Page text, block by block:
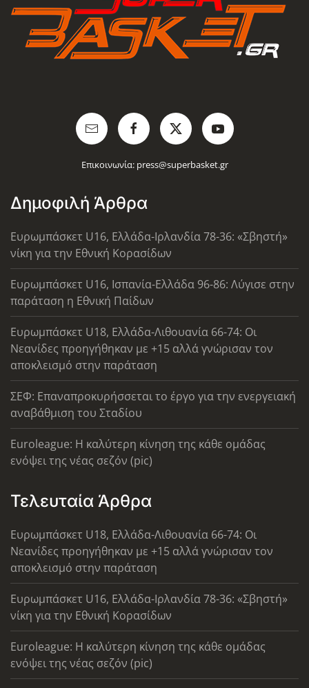
Επικοινωνία: press@superbasket.gr
Δημοφιλή Άρθρα
Ευρωμπάσκετ U16, Ελλάδα-Ιρλανδία 78-36: «Σβηστή»
νίκη για την Εθνική Κορασίδων
Ευρωμπάσκετ U16, Ισπανία-Ελλάδα 96-86: Λύγισε στην
παράταση η Εθνική Παίδων
Ευρωμπάσκετ U18, Ελλάδα-Λιθουανία 66-74: Οι
Νεανίδες προηγήθηκαν με +15 αλλά γνώρισαν τον
αποκλεισμό στην παράταση
ΣΕΦ: Επαναπροκυρήσσεται το έργο για την ενεργειακή
αναβάθμιση του Σταδίου
Euroleague: Η καλύτερη κίνηση της κάθε ομάδας
ενόψει της νέας σεζόν (pic)
Τελευταία Άρθρα
Ευρωμπάσκετ U18, Ελλάδα-Λιθουανία 66-74: Οι
Νεανίδες προηγήθηκαν με +15 αλλά γνώρισαν τον
αποκλεισμό στην παράταση
Ευρωμπάσκετ U16, Ελλάδα-Ιρλανδία 78-36: «Σβηστή»
νίκη για την Εθνική Κορασίδων
Euroleague: Η καλύτερη κίνηση της κάθε ομάδας
ενόψει της νέας σεζόν (pic)